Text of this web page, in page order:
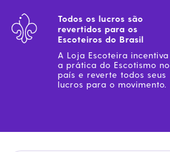
Todos os lucros são
revertidos para os
Escoteiros do Brasil
A Loja Escoteira incentiva
a prática do Escotismo no
país e reverte todos seus
lucros para o movimento.